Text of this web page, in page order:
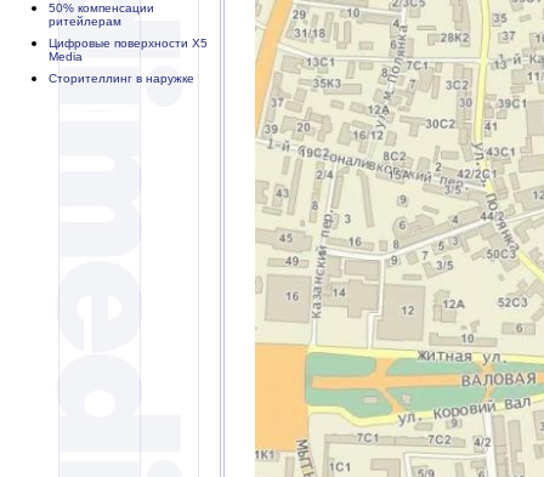
50% компенсации
ритейлерам
Цифровые поверхности X5
Media
Сторителлинг в наружке